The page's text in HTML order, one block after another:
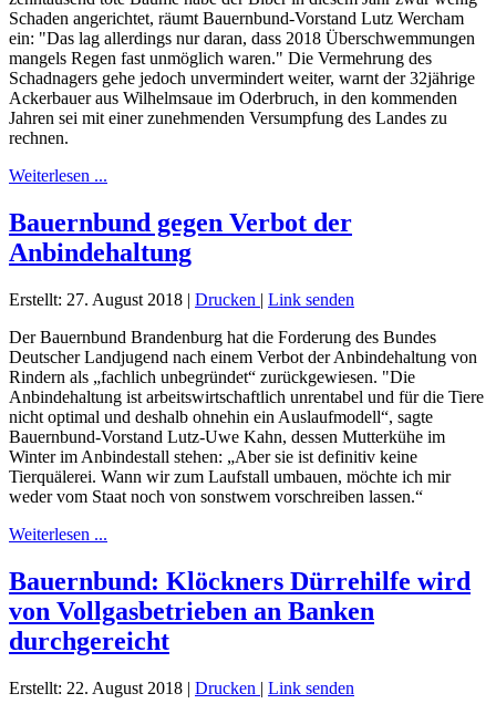
Schaden angerichtet, räumt Bauernbund-Vorstand Lutz Wercham
ein: "Das lag allerdings nur daran, dass 2018 Überschwemmungen
mangels Regen fast unmöglich waren." Die Vermehrung des
Schadnagers gehe jedoch unvermindert weiter, warnt der 32jährige
Ackerbauer aus Wilhelmsaue im Oderbruch, in den kommenden
Jahren sei mit einer zunehmenden Versumpfung des Landes zu
rechnen.
Weiterlesen ...
Bauernbund gegen Verbot der
Anbindehaltung
Erstellt: 27. August 2018 | Drucken | Link senden
Der Bauernbund Brandenburg hat die Forderung des Bundes
Deutscher Landjugend nach einem Verbot der Anbindehaltung von
Rindern als „fachlich unbegründet“ zurückgewiesen. "Die
Anbindehaltung ist arbeitswirtschaftlich unrentabel und für die Tiere
nicht optimal und deshalb ohnehin ein Auslaufmodell“, sagte
Bauernbund-Vorstand Lutz-Uwe Kahn, dessen Mutterkühe im
Winter im Anbindestall stehen: „Aber sie ist definitiv keine
Tierquälerei. Wann wir zum Laufstall umbauen, möchte ich mir
weder vom Staat noch von sonstwem vorschreiben lassen.“
Weiterlesen ...
Bauernbund: Klöckners Dürrehilfe wird
von Vollgasbetrieben an Banken
durchgereicht
Erstellt: 22. August 2018 | Drucken | Link senden